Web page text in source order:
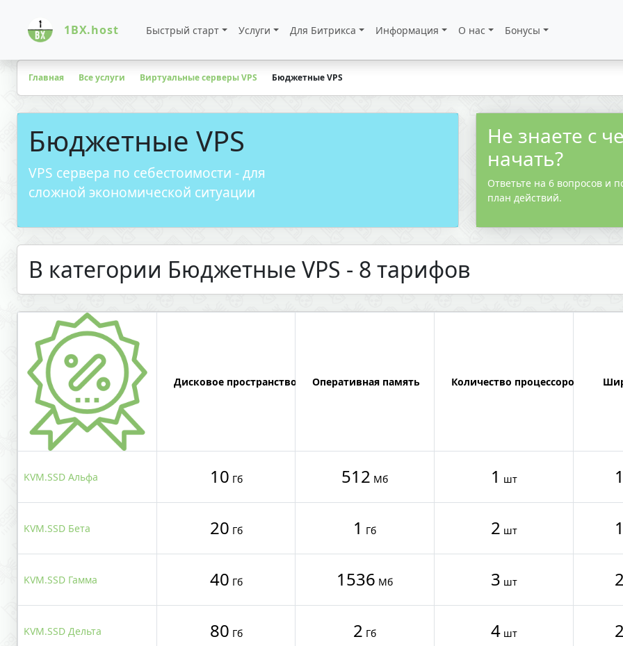
1BX.host Быстрый старт Услуги Для Битрикса Информация О нас Бонусы
Главная Все услуги Виртуальные серверы VPS Бюджетные VPS
Бюджетные VPS
VPS сервера по себестоимости - для
сложной экономической ситуации
Не знаете с
начать?
Ответьте на 6 вопросов и
план действий.
В категории Бюджетные VPS - 8 тарифов
Дисковое пространство Оперативная память Количество процессоров
KVM.SSD Альфа 10 Гб 512 Мб 1 шт
KVM.SSD Бета 20 Гб 1 Гб 2 шт
KVM.SSD Гамма 40 Гб 1536 Мб 3 шт
KVM.SSD Дельта 80 Гб 2 Гб 4шт